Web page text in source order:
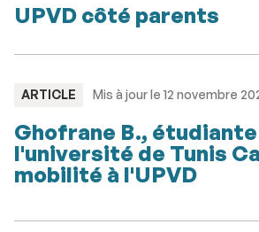
UPVD côté parents
TYPE
ARTICLE Mis à jour le 12 novembre
Ghofrane B.,
l'université de Tunis
mobilité à l'UPVD